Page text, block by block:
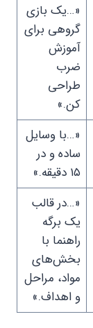
«…یک بازی
گروهی برای
آموزش
ضرب
طراحی
کن.»
«…با وسایل
ساده و در
۱۵ دقیقه.»
«…در قالب
یک برگه
راهنما با
بخش‌های
مواد، مراحل
و اهداف.»